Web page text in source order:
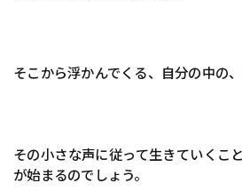
そこから浮かんでくる、自分の中の、
その小さな声に従って生きていくこ
が始まるのでしょう。